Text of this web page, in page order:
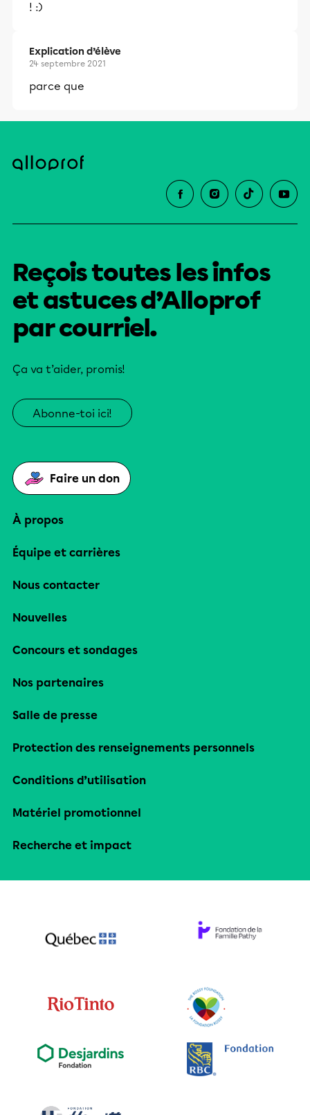
! :)
Explication d’élève
24 septembre 2021
parce que
Reçois toutes les infos
et astuces d’Alloprof
par courriel.
Ça va t’aider, promis!
Abonne-toi ici!
Faire un don
À propos
Équipe et carrières
Nous contacter
Nouvelles
Concours et sondages
Nos partenaires
Salle de presse
Protection des renseignements personnels
Conditions d’utilisation
Matériel promotionnel
Recherche et impact